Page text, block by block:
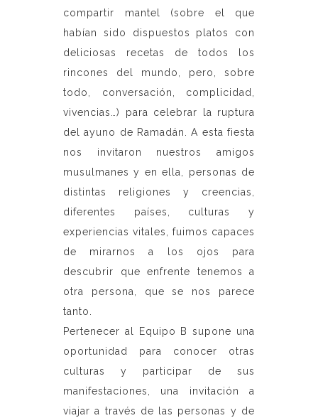
compartir mantel (sobre el que
habían sido dispuestos platos con
deliciosas recetas de todos los
rincones del mundo, pero, sobre
todo, conversación, complicidad,
vivencias…) para celebrar la ruptura
del ayuno de Ramadán. A esta fiesta
nos invitaron nuestros amigos
musulmanes y en ella, personas de
distintas religiones y creencias,
diferentes países, culturas y
experiencias vitales, fuimos capaces
de mirarnos a los ojos para
descubrir que enfrente tenemos a
otra persona, que se nos parece
tanto.
Pertenecer al Equipo B supone una
oportunidad para conocer otras
culturas y participar de sus
manifestaciones, una invitación a
viajar a través de las personas y de